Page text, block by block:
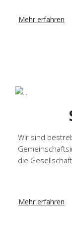
Mehr erfahren
Wir sind
die
Mehr erfahren